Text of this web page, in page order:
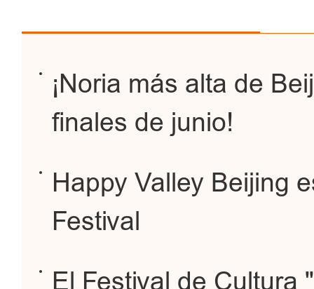
¡Noria más alta de
finales de junio!
Happy Valley Beijing
Festival
El Festival de Cultura